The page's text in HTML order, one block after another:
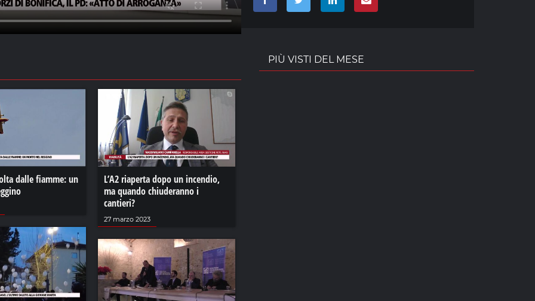
dalle fiamme: un
L’A2 riaperta dopo un incendio,
ma quando chiuderanno i
cantieri?
27 marzo 2023
PIÙ VISTI DEL MESE